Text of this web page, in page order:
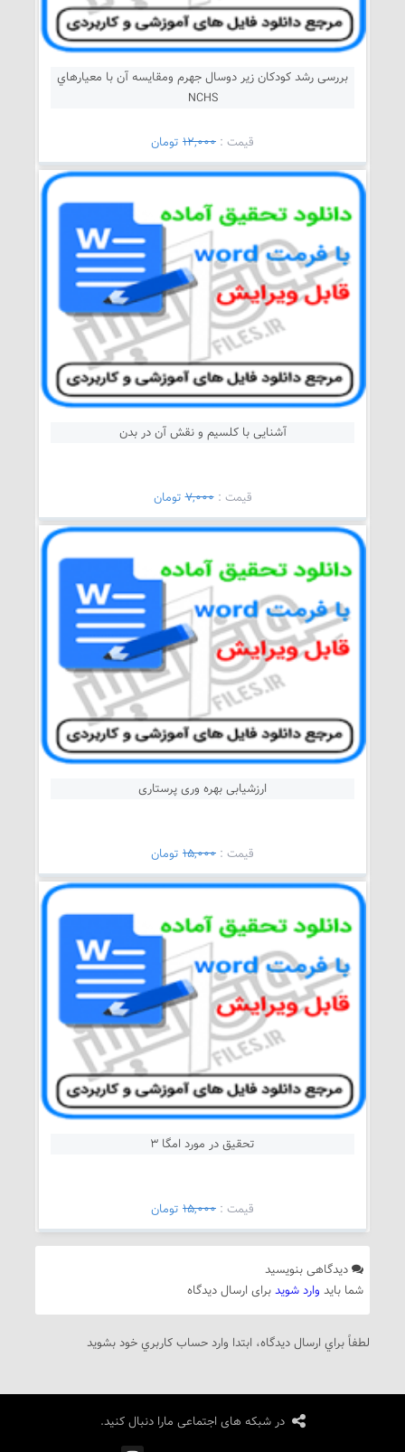
بررسی رشد كودكان زير دوسال جهرم ومقايسه آن با معيارهاي
NCHS
قيمت : 12,000تومان
آشنایی با کلسیم و نقش آن در بدن
قيمت :7,000تومان
ارزشیابی بهره وری پرستاری
قيمت : 15,000تومان
تحقیق در مورد امگا 3
قيمت : 15,000تومان
دیدگاهی بنویسید
شما باید وارد شویدبرای ارسال دیدگاه
لطفاً براي ارسال دیدگاه، ابتدا وارد حساب كاربري خود بشويد
در شبکه های اجتماعی مارا دنبال کنید.